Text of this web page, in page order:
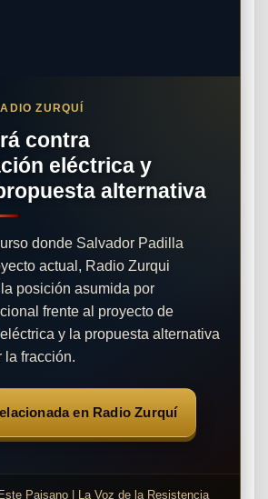
ZURQUÍ
contra
eléctrica y
alternativa
donde Salvador Padilla
actual, Radio Zurqui
posición asumida por
frente al proyecto de
y la propuesta alternativa
la fracción.
en Radio Zurquí
Paisano | La Voz de la Resistencia